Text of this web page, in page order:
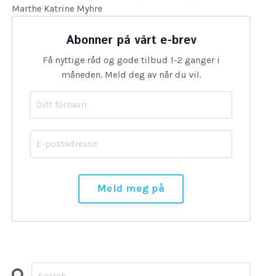
Marthe Katrine Myhre
Abonner på vårt e-brev
Få nyttige råd og gode tilbud 1-2 ganger i
måneden. Meld deg av når du vil.